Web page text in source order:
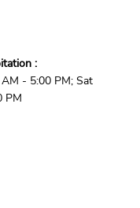
:
- 5:00 PM; Sat
PM